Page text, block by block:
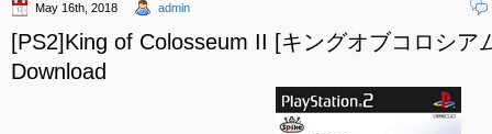
May 16th, 2018 admin
[PS2]King of Colosseum II [キングオブコロシア
Download